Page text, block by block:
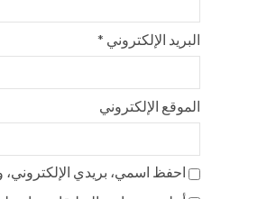
البريد الإلكتروني *
الموقع الإلكتروني
احفظ اسمي، بريدي الإلكتروني،